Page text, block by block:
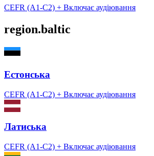
CEFR (A1-C2) + Включає аудіювання
region.baltic
Естонська
CEFR (A1-C2) + Включає аудіювання
Латиська
CEFR (A1-C2) + Включає аудіювання